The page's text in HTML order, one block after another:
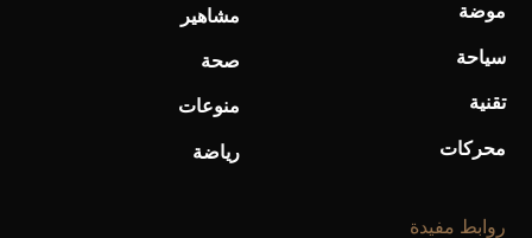
موضة
سياحة
تقنية
محركات
مشاهير
صحة
منوعات
رياضة
روابط مفيدة